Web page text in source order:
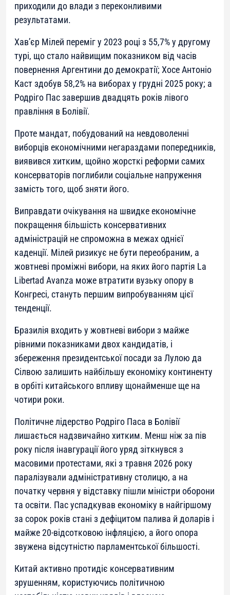
приходили до влади з переконливими
результатами.
Хав’єр Мілей переміг у 2023 році з 55,7% у другому
турі, що стало найвищим показником від часів
повернення Аргентини до демократії; Хосе Антоніо
Каст здобув 58,2% на виборах у грудні 2025 року; а
Родріго Пас завершив двадцять років лівого
правління в Болівії.
Проте мандат, побудований на невдоволенні
виборців економічними негараздами попередників,
виявився хитким, щойно жорсткі реформи самих
консерваторів поглибили соціальне напруження
замість того, щоб зняти його.
Виправдати очікування на швидке економічне
покращення більшість консервативних
адміністрацій не спроможна в межах однієї
каденції. Мілей ризикує не бути переобраним, а
жовтневі проміжні вибори, на яких його партія La
Libertad Avanza може втратити вузьку опору в
Конгресі, стануть першим випробуванням цієї
тенденції.
Бразилія входить у жовтневі вибори з майже
рівними показниками двох кандидатів, і
збереження президентської посади за Лулою да
Сілвою залишить найбільшу економіку континенту
в орбіті китайського впливу щонайменше ще на
чотири роки.
Політичне лідерство Родріго Паса в Болівії
лишається надзвичайно хитким. Менш ніж за пів
року після інавгурації його уряд зіткнувся з
масовими протестами, які з травня 2026 року
паралізували адміністративну столицю, а на
початку червня у відставку пішли міністри оборони
та освіти. Пас успадкував економіку в найгіршому
за сорок років стані з дефіцитом палива й доларів і
майже 20-відсотковою інфляцією, а його опора
звужена відсутністю парламентської більшості.
Китай активно протидіє консервативним
зрушенням, користуючись політичною